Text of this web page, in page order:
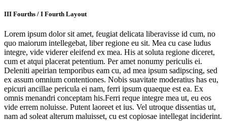
III Fourths / I Fourth Layout
Lorem ipsum dolor sit amet, feugiat delicata liberavisse id cum, no
quo maiorum intellegebat, liber regione eu sit. Mea cu case ludus
integre, vide viderer eleifend ex mea. His at soluta regione diceret,
cum et atqui placerat petentium. Per amet nonumy periculis ei.
Deleniti apeirian temporibus eam cu, ad mea ipsum sadipscing, sed
ex assum omnium contentiones. Nobis suavitate moderatius has eu,
epicuri ancillae pericula ei nam, ferri ipsum quaeque est ea. Ex
omnis menandri conceptam his.Ferri reque integre mea ut, eu eos
vide errem noluisse. Putent laoreet et ius. Vel utroque dissentias ut,
nam ad soleat alterum maluisset, cu est copiosae intellegat inciderint.